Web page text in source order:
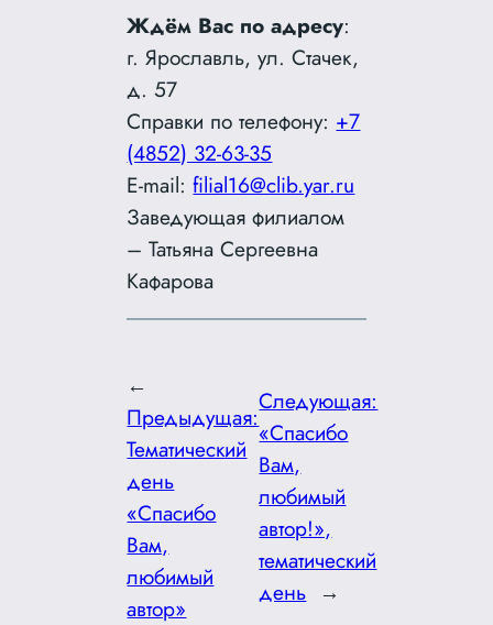
Ждём Вас по адресу:
г. Ярославль, ул. Стачек,
д. 57
Справки по телефону: +7
(4852) 32-63-35
E-mail:filial16@clib.yar.ru
Заведующая филиалом
– Татьяна Сергеевна
Кафарова
←
Предыдущая:
Тематический
день
«Спасибо
Вам,
любимый
автор»
Следующая:
«Спасибо
Вам,
любимый
автор!»,
тематический
день →